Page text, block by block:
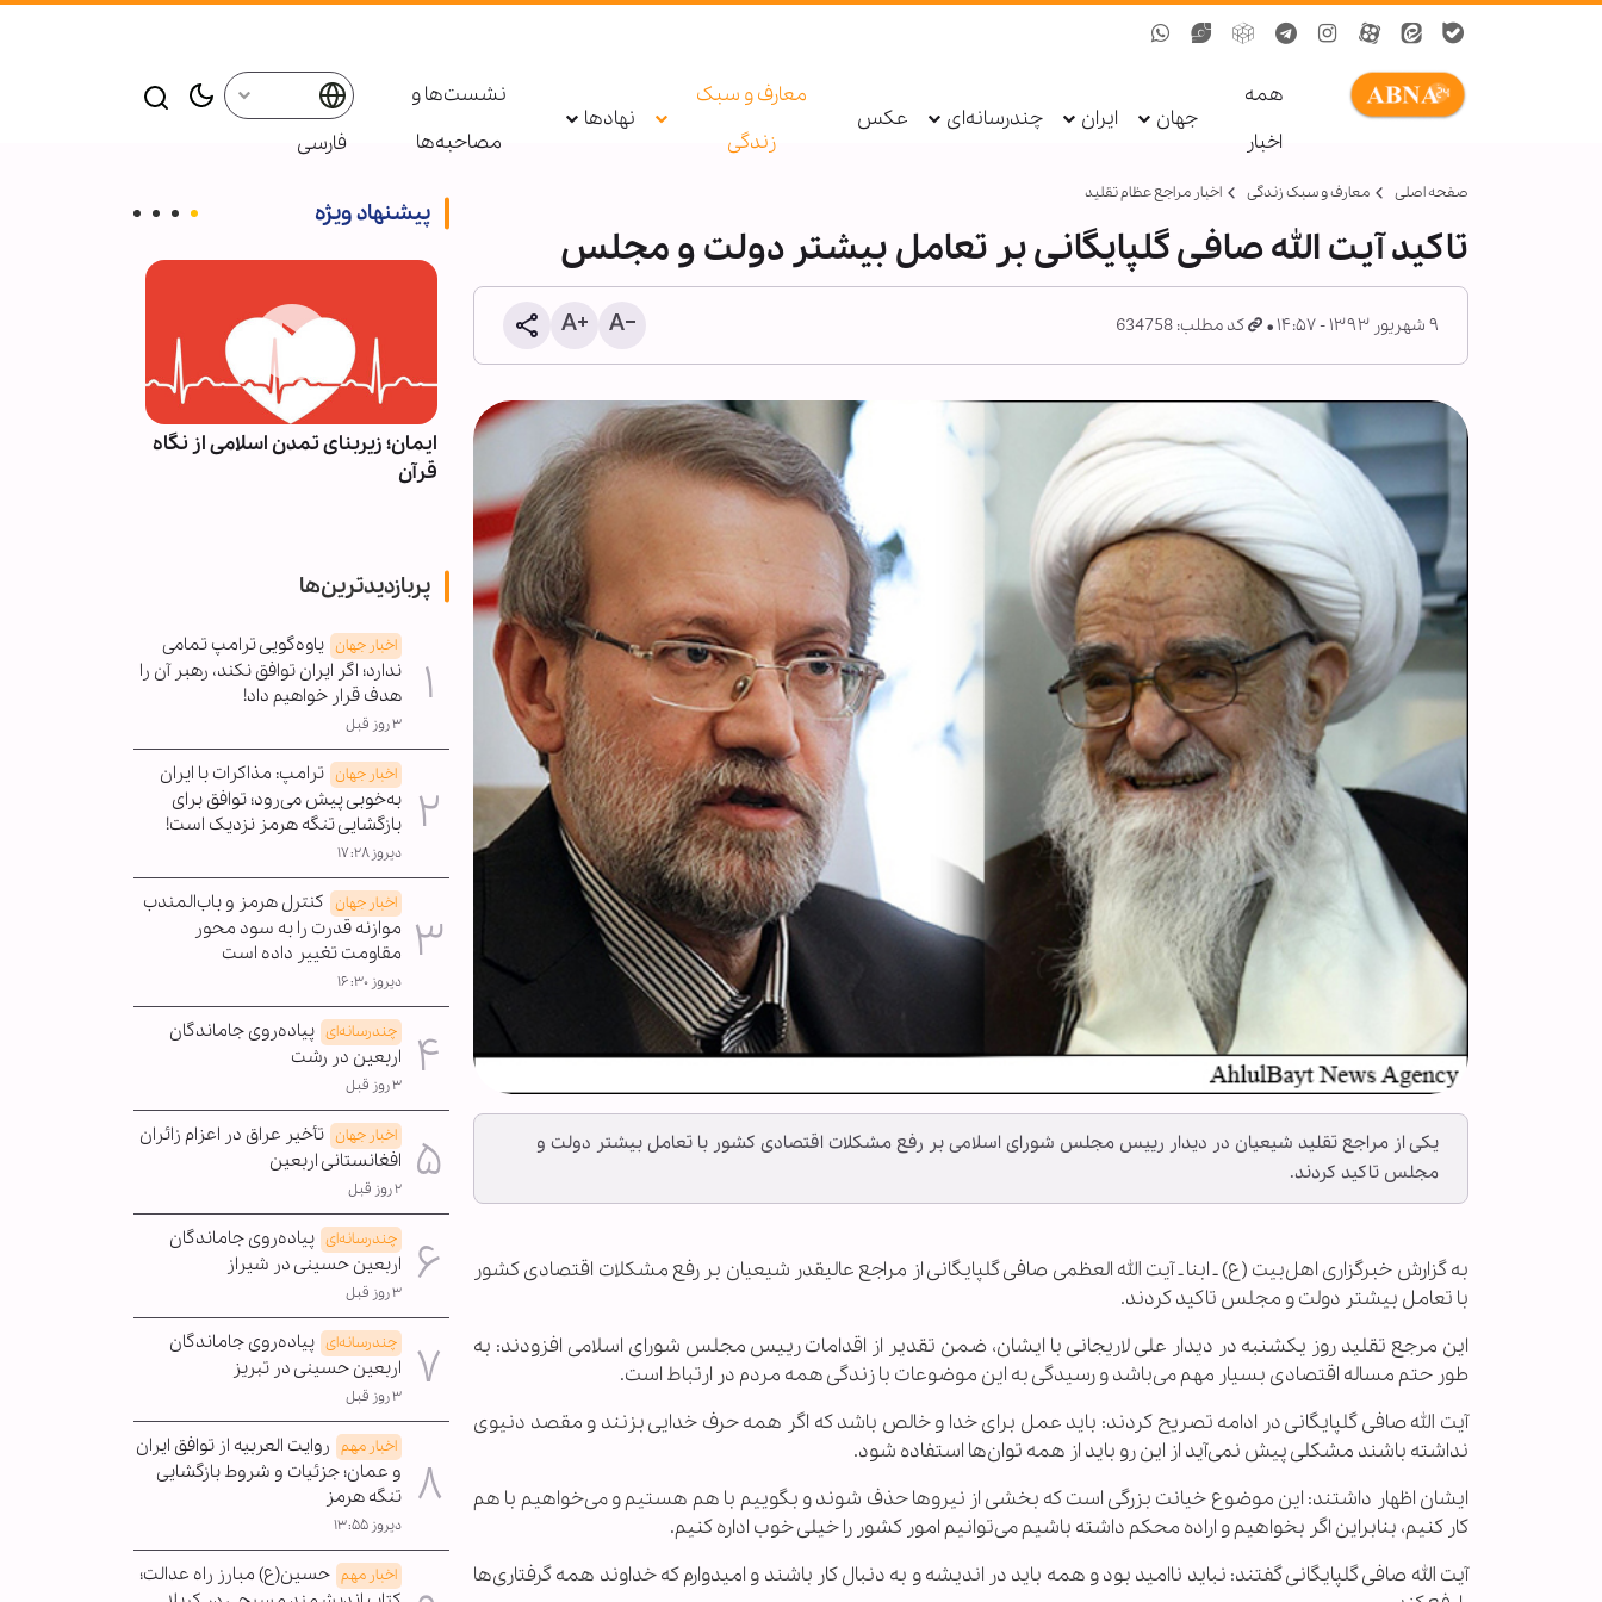
همه
اخبار
جهان ایران چندرسانه‌ای عکس
معارف و سبک
زندگی
نهادها
نشست‌ها و
مصاحبه‌ها
فارسی
صفحه اصلی معارف و سبک زندگی اخبار مراجع عظام تقلید
تاکید آیت الله صافی گلپایگانی بر تعامل بیشتر دولت و مجلس
۹ شهریور ۱۳۹۳ - ۱۴:۵۷ کد مطلب: 634758
یکی از مراجع تقلید شیعیان در دیدار رییس مجلس شورای اسلامی بر رفع مشکلات اقتصادی کشور با تعامل بیشتر دولت و
مجلس تاکید کردند.
به گزارش خبرگزاری اهل‌بیت (ع) ـ ابنا ـ آیت الله العظمی صافی گلپایگانی از مراجع عالیقدر شیعیان بر رفع مشکلات اقتصادی کشور
با تعامل بیشتر دولت و مجلس تاکید کردند.
این مرجع تقلید روز یکشنبه در دیدار علی لاریجانی با ایشان، ضمن تقدیر از اقدامات رییس مجلس شورای اسلامی افزودند: به
طور حتم مساله اقتصادی بسیار مهم می‌باشد و رسیدگی به این موضوعات با زندگی همه مردم در ارتباط است.
آیت الله صافی گلپایگانی در ادامه تصریح کردند: باید عمل برای خدا و خالص باشد که اگر همه حرف خدایی بزنند و مقصد دنیوی
نداشته باشند مشکلی پیش نمی‌آید از این رو باید از همه توان‌ها استفاده شود.
ایشان اظهار داشتند: این موضوع خیانت بزرگی است که بخشی از نیرو‌ها حذف شوند و بگوییم با هم هستیم و می‌خواهیم با هم
کار کنیم، بنابراین اگر بخواهیم و اراده محکم داشته باشیم می‌توانیم امور کشور را خیلی خوب اداره کنیم.
آیت الله صافی گلپایگانی گفتند: نباید ناامید بود و همه باید در اندیشه و به دنبال کار باشند و امیدوارم که خداوند همه گرفتاری‌ها
پیشنهاد ویژه
معرفی بیش از ۱۹۰ عنوان کتاب
اربعینی در نورلایب؛ از جست‌وجوی
متنی تا گفت‌وگو با کتاب‌ها
ایمان؛ زیربنای تمدن اسلامی از نگاه
قرآن
پربازدیدترین‌ها
اخبار جهان یاوه‌گویی ترامپ تمامی
ندارد؛ اگر ایران توافق نکند، رهبر آن را
هدف قرار خواهیم داد!
۳ روز قبل
اخبار جهان ترامپ: مذاکرات با ایران
به‌خوبی پیش می‌رود؛ توافق برای
بازگشایی تنگه هرمز نزدیک است!
دیروز ۱۷:۲۸
اخبار جهان کنترل هرمز و باب‌المندب
موازنه قدرت را به سود محور
مقاومت تغییر داده است
دیروز ۱۶:۳۰
چندرسانه‌ای پیاده‌روی جاماندگان
اربعین در رشت
۳ روز قبل
اخبار جهان تأخیر عراق در اعزام زائران
افغانستانی اربعین
۲ روز قبل
چندرسانه‌ای پیاده‌روی جاماندگان
اربعین حسینی در شیراز
۳ روز قبل
چندرسانه‌ای پیاده‌روی جاماندگان
اربعین حسینی در تبریز
۳ روز قبل
اخبار مهم روایت العربیه از توافق ایران
و عمان؛ جزئیات و شروط بازگشایی
تنگه هرمز
دیروز ۱۳:۵۵
اخبار مهم حسین(ع) مبارز راه عدالت؛